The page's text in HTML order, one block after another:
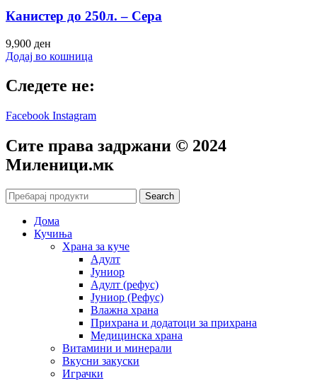
Канистер до 250л. – Сера
9,900 ден
Додај во кошница
Следете не:
Facebook Instagram
Сите права задржани © 2024
Mиленици.мк
Search
Дома
Кучиња
Храна за куче
Адулт
Јуниор
Адулт (рефус)
Јуниор (Рефус)
Влажна храна
Прихрана и додатоци за прихрана
Медицинска храна
Витамини и минерали
Вкусни закуски
Играчки